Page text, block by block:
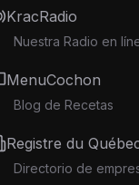
KracRadio
Nuestra Radio en
MenuCochon
Blog de Recetas
Registre du
Directorio de